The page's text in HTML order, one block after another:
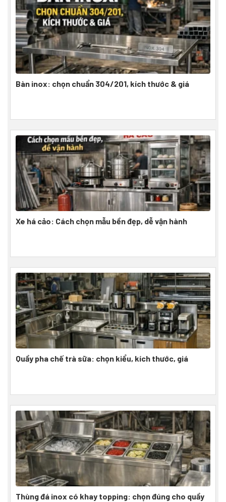
Bàn inox: chọn chuẩn 304/201, kích thước & giá
Xe há cảo: Cách chọn mẫu bền đẹp, dễ vận hành
Quầy pha chế trà sữa: chọn kiểu, kích thước, giá
Thùng đá inox có khay topping: chọn đúng cho quầy